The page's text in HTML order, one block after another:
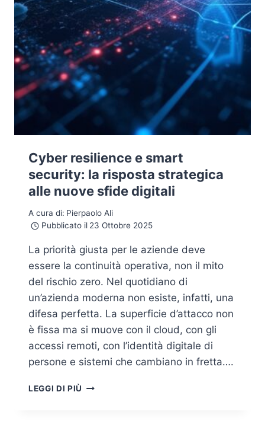
Cyber resilience e smart
security: la risposta strategica
alle nuove sfide digitali
A cura di: Pierpaolo Ali
Pubblicato il 23 Ottobre 2025
La priorità giusta per le aziende deve
essere la continuità operativa, non il mito
del rischio zero. Nel quotidiano di
un’azienda moderna non esiste, infatti, una
difesa perfetta. La superficie d’attacco non
è fissa ma si muove con il cloud, con gli
accessi remoti, con l’identità digitale di
persone e sistemi che cambiano in fretta….
LEGGI DI PIÙ CYBER